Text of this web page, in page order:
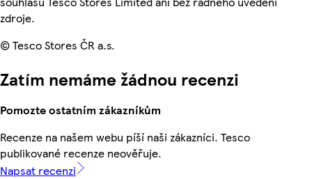
zdroje.
© Tesco Stores ČR a.s.
Zatím nemáme žádnou recenzi
Pomozte ostatním zákazníkům
Recenze na našem webu píší naši zákazníci. Tesco
publikované recenze neověřuje.
Napsat recenzi